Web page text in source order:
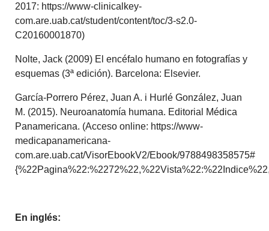
2017: https://www-clinicalkey-
com.are.uab.cat/student/content/toc/3-s2.0-
C20160001870)
Nolte, Jack (2009) El encéfalo humano en fotografías y
esquemas (3ª edición). Barcelona: Elsevier.
García-Porrero Pérez, Juan A. i Hurlé González, Juan
M. (2015). Neuroanatomía humana. Editorial Médica
Panamericana. (Acceso online: https://www-
medicapanamericana-
com.are.uab.cat/VisorEbookV2/Ebook/9788498358575#
En inglés: